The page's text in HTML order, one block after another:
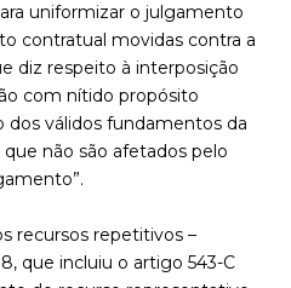
uniformizar o julgamento
contratual movidas contra a
diz respeito à interposição
com nítido propósito
dos válidos fundamentos da
não são afetados pelo
recursos repetitivos –
que incluiu o artigo 543-C